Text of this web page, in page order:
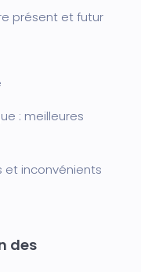
présent et futur
: meilleures
et inconvénients
des